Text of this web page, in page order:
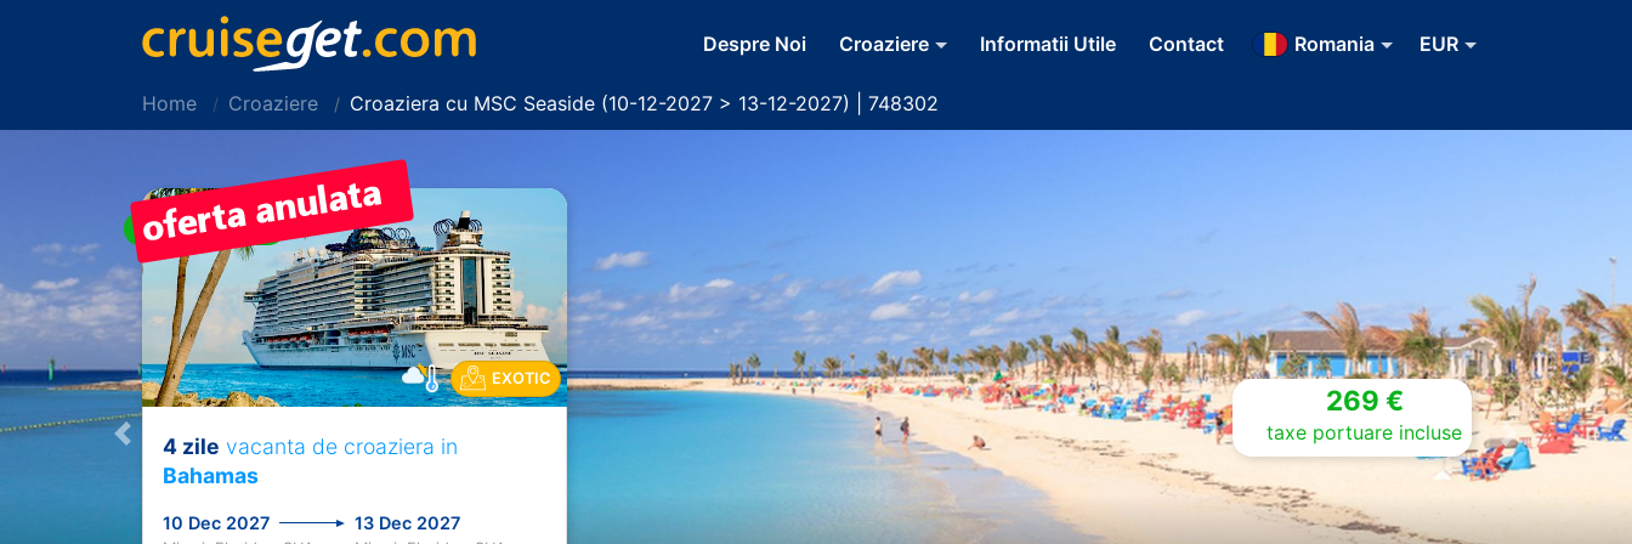
Despre Noi Croaziere Informatii Utile Contact Romania EUR
Home Croaziere Croaziera cu MSC Seaside (10-12-2027 > 13-12-2027) | 748302
269 €
taxe portuare incluse
Previous Next
EARLY BOOKING
EXOTIC
4 zile vacanta de croaziera in
Bahamas
10 Dec 2027 13 Dec 2027